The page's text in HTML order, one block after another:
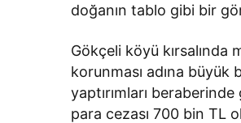
doğanın tablo gibi bir
Gökçeli köyü kırsalında
korunması adına büyük
yaptırımları
para cezası 700 bin TL